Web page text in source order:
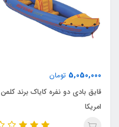
5,050,000 تومان
قایق بادی دو نفره کایاک برند کلمن
امریکا